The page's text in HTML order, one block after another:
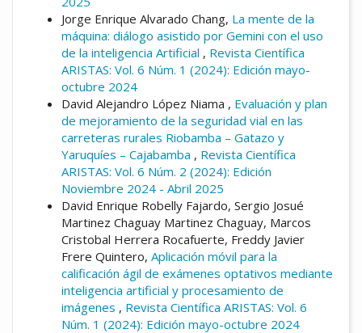
Jorge Enrique Alvarado Chang, La mente de la
máquina: diálogo asistido por Gemini con el uso
de la inteligencia Artificial , Revista Científica
ARISTAS: Vol. 6 Núm. 1 (2024): Edición mayo-
octubre 2024
David Alejandro López Niama , Evaluación y plan
de mejoramiento de la seguridad vial en las
carreteras rurales Riobamba – Gatazo y
Yaruquíes – Cajabamba , Revista Científica
ARISTAS: Vol. 6 Núm. 2 (2024): Edición
Noviembre 2024 - Abril 2025
David Enrique Robelly Fajardo, Sergio Josué
Martinez Chaguay Martinez Chaguay, Marcos
Cristobal Herrera Rocafuerte, Freddy Javier
Frere Quintero, Aplicación móvil para la
calificación ágil de exámenes optativos mediante
inteligencia artificial y procesamiento de
imágenes , Revista Científica ARISTAS: Vol. 6
Núm. 1 (2024): Edición mayo-octubre 2024